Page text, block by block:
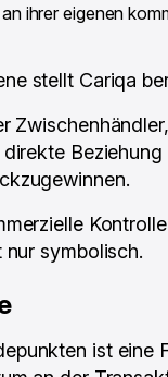
ihrer eigenen
stellt Cariqa
Beziehung
symbolisch.
ist eine